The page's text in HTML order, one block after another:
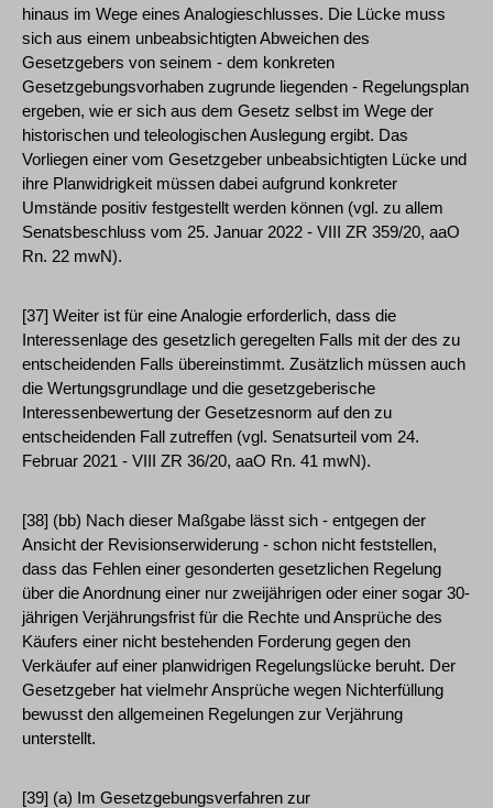
hinaus im Wege eines Analogieschlusses. Die Lücke muss
sich aus einem unbeabsichtigten Abweichen des
Gesetzgebers von seinem - dem konkreten
Gesetzgebungsvorhaben zugrunde liegenden - Regelungsplan
ergeben, wie er sich aus dem Gesetz selbst im Wege der
historischen und teleologischen Auslegung ergibt. Das
Vorliegen einer vom Gesetzgeber unbeabsichtigten Lücke und
ihre Planwidrigkeit müssen dabei aufgrund konkreter
Umstände positiv festgestellt werden können (vgl. zu allem
Senatsbeschluss vom 25. Januar 2022 - VIII ZR 359/20, aaO
Rn. 22 mwN).
[37] Weiter ist für eine Analogie erforderlich, dass die
Interessenlage des gesetzlich geregelten Falls mit der des zu
entscheidenden Falls übereinstimmt. Zusätzlich müssen auch
die Wertungsgrundlage und die gesetzgeberische
Interessenbewertung der Gesetzesnorm auf den zu
entscheidenden Fall zutreffen (vgl. Senatsurteil vom 24.
Februar 2021 - VIII ZR 36/20, aaO Rn. 41 mwN).
[38] (bb) Nach dieser Maßgabe lässt sich - entgegen der
Ansicht der Revisionserwiderung - schon nicht feststellen,
dass das Fehlen einer gesonderten gesetzlichen Regelung
über die Anordnung einer nur zweijährigen oder einer sogar 30-
jährigen Verjährungsfrist für die Rechte und Ansprüche des
Käufers einer nicht bestehenden Forderung gegen den
Verkäufer auf einer planwidrigen Regelungslücke beruht. Der
Gesetzgeber hat vielmehr Ansprüche wegen Nichterfüllung
bewusst den allgemeinen Regelungen zur Verjährung
unterstellt.
[39] (a) Im Gesetzgebungsverfahren zur